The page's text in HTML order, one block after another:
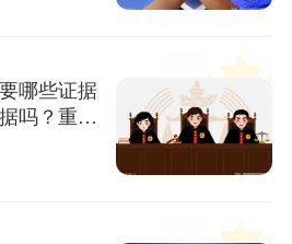
哪些证据
吗？重婚